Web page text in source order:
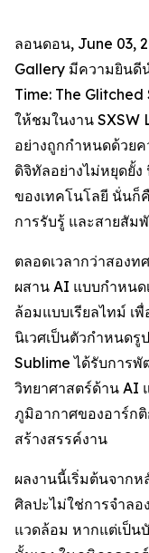
ลอนดอน, June 03,
Gallery มีความยินดี
Time: The Glitched
ให้ชมในงาน SXSW
อย่างถูกกำหนดด้วย
ดิจิทัลอย่างไม่หยุดยั้
ของเทคโนโลยี นั่นก็
การรับรู้ และสายสัม
ตลอดเวลากว่าสอง
ผสาน AI แบบกำหน
ล้อมแบบเรียลไทม์ เ
นิเวศเป็นตัวกำหนดรู
Sublime ได้รับการ
วิทยาศาสตร์ด้าน AI
ภูมิอากาศของอาร์ก
สร้างสรรค์งาน
ผลงานนี้เริ่มต้นจาก
ศิลปะไม่ใช่การจำลอ
แวดล้อม หากแต่เป็น